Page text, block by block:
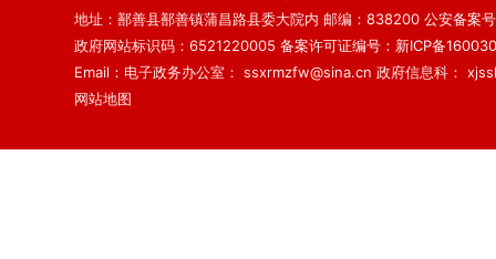
地址：鄯善县鄯善镇蒲昌路县委大院内 邮编：838200 公安备案
政府网站标识码：6521220005 备案许可证编号：新ICP备
Email：电子政务办公室： ssxrmzfw@sina.cn 政府信息科：
网站地图